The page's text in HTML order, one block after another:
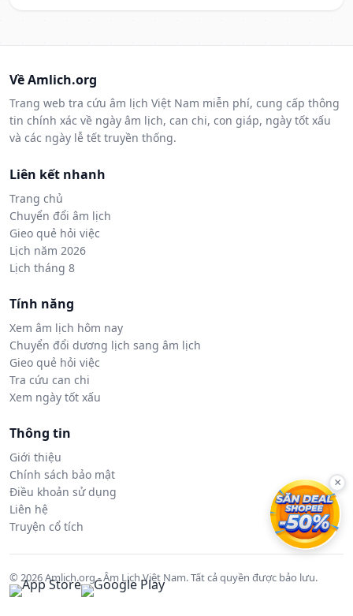
Về Amlich.org
Trang web tra cứu âm lịch Việt Nam miễn phí, cung cấp thông
tin chính xác về ngày âm lịch, can chi, con giáp, ngày tốt xấu
và các ngày lễ tết truyền thống.
Liên kết nhanh
Trang chủ
Chuyển đổi âm lịch
Gieo quẻ hỏi việc
Lịch năm 2026
Lịch tháng 8
Tính năng
Xem âm lịch hôm nay
Chuyển đổi dương lịch sang âm lịch
Gieo quẻ hỏi việc
Tra cứu can chi
Xem ngày tốt xấu
Thông tin
Giới thiệu
Chính sách bảo mật
Điều khoản sử dụng
Liên hệ
Truyện cổ tích
© 2026 Amlich.org - Âm Lịch Việt Nam. Tất cả quyền được bảo lưu.
×